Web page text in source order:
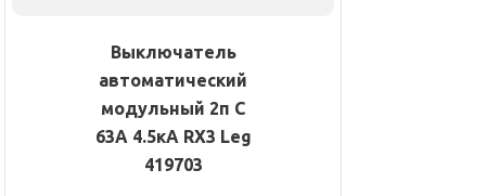
Выключатель
автоматический
модульный 2п C
63А 4.5кА RX3 Leg
419703